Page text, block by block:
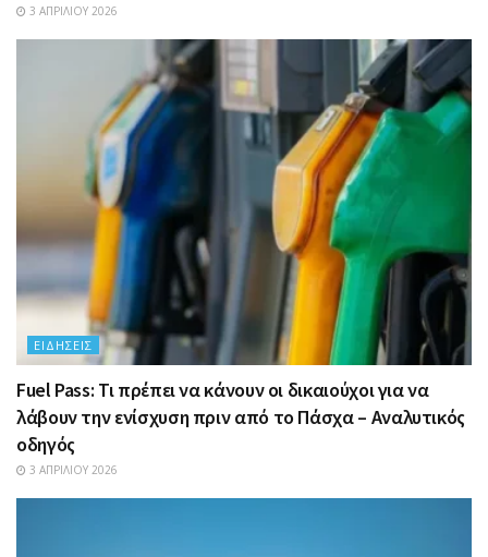
3 ΑΠΡΙΛΊΟΥ 2026
ΕΙΔΉΣΕΙΣ
Fuel Pass: Τι πρέπει να κάνουν οι δικαιούχοι για να
λάβουν την ενίσχυση πριν από το Πάσχα – Αναλυτικός
οδηγός
3 ΑΠΡΙΛΊΟΥ 2026